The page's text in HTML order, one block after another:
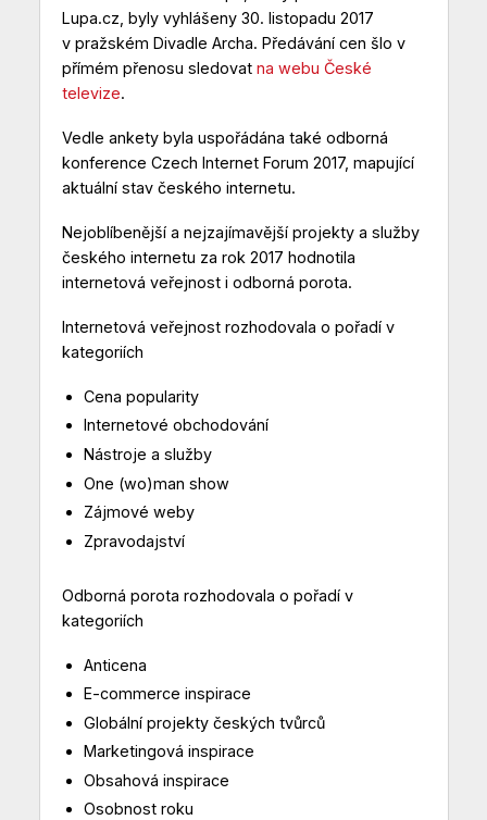
Lupa.cz, byly vyhlášeny 30. listopadu 2017
v pražském Divadle Archa. Předávání cen šlo v
přímém přenosu sledovat na webu České
televize.
Vedle ankety byla uspořádána také odborná
konference Czech Internet Forum 2017, mapující
aktuální stav českého internetu.
Nejoblíbenější a nejzajímavější projekty a služby
českého internetu za rok 2017 hodnotila
internetová veřejnost i odborná porota.
Internetová veřejnost rozhodovala o pořadí v
kategoriích
Cena popularity
Internetové obchodování
Nástroje a služby
One (wo)man show
Zájmové weby
Zpravodajství
Odborná porota rozhodovala o pořadí v
kategoriích
Anticena
E-commerce inspirace
Globální projekty českých tvůrců
Marketingová inspirace
Obsahová inspirace
Osobnost roku